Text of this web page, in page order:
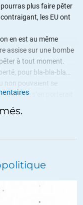
plus faire pêter
les EU ont
en est au même
assise sur une bombe
à tout moment.
pour bla-bla-bla…
non pouvaient se
ne s’en porterait
mienne est plus grosse
finit dans un